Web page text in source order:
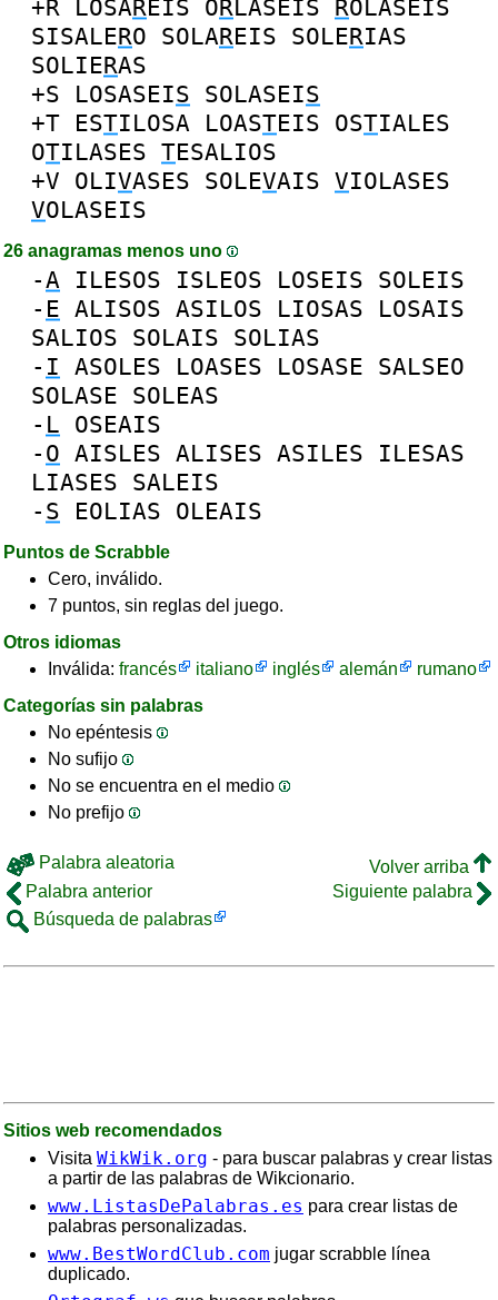
+R LOSAREIS ORLASEIS ROLASEIS
SISALERO SOLAREIS SOLERIAS
SOLIERAS
+S LOSASEIS SOLASEIS
+T ESTILOSA LOASTEIS OSTIALES
OTILASES TESALIOS
+V OLIVASES SOLEVAIS VIOLASES
VOLASEIS
26 anagramas menos uno
-A ILESOS ISLEOS LOSEIS SOLEIS
- E ALISOS ASILOS LIOSAS
LOSAIS
SALIOS SOLAIS SOLIAS
- I ASOLES LOASES LOSASE SALSEO
SOLASE SOLEAS
- L OSEAIS
- O AISLES ALISES ASILES
ILESAS
LIASES SALEIS
- S EOLIAS OLEAIS
Puntos de Scrabble
Cero, inválido.
7 puntos, sin reglas del juego.
Otros idiomas
Inválida: francés italiano inglés alemán
rumano
Categorías sin palabras
No epéntesis
No sufijo
No se encuentra en el medio
No prefijo
Palabra aleatoria
Volver arriba
Palabra anterior
Siguiente palabra
Búsqueda de palabras
Sitios web recomendados
Visita WikWik.org - para buscar palabras y crear listas
a partir de las palabras de Wikcionario.
www.ListasDePalabras.es para crear listas de
palabras personalizadas.
www.BestWordClub.com jugar scrabble línea
duplicado.